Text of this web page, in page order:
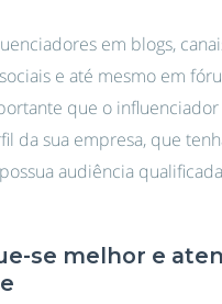
em blogs,
e até mesmo em
que o influenciador
da sua empresa, que
audiência
se melhor e